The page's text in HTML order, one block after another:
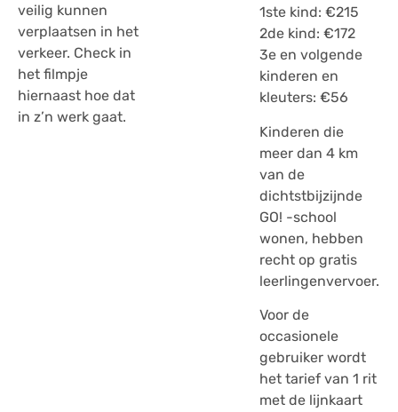
veilig kunnen
verplaatsen in het
verkeer. Check in
het filmpje
hiernaast hoe dat
in z’n werk gaat.
1ste kind: €215
2de kind: €172
3e en volgende
kinderen en
kleuters: €56
Kinderen die
meer dan 4 km
van de
dichtstbijzijnde
GO! -school
wonen, hebben
recht op gratis
leerlingenvervoer.
Voor de
occasionele
gebruiker wordt
het tarief van 1 rit
met de lijnkaart